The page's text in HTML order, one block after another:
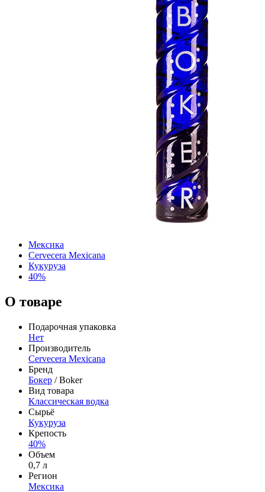
Мексика
Cervecera Mexicana
Кукуруза
40%
О товаре
Подарочная упаковка
Нет
Производитель
Cervecera Mexicana
Бренд
Бокер / Boker
Вид товара
Классическая водка
Сырьё
Кукуруза
Крепость
40%
Объем
0,7 л
Регион
Мексика